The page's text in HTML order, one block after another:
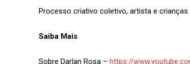
Processo criativo coletivo, artista e
Saiba Mais
Sobre Darlan Rosa – https://